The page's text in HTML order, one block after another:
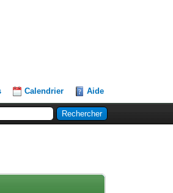
Calendrier Aide